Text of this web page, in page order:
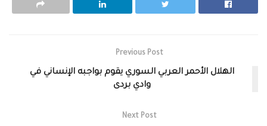
Previous Post
الهلال الأحمر العربي السوري يقوم بواجبه الإنساني في
وادي بردى
Next Post